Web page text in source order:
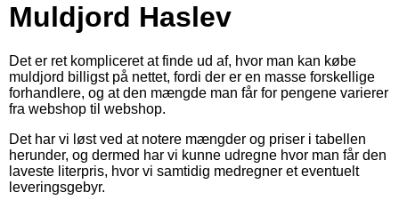
Muldjord Haslev
Det er ret kompliceret at finde ud af, hvor man kan købe
muldjord billigst på nettet, fordi der er en masse forskellige
forhandlere, og at den mængde man får for pengene varierer
fra webshop til webshop.
Det har vi løst ved at notere mængder og priser i tabellen
herunder, og dermed har vi kunne udregne hvor man får den
laveste literpris, hvor vi samtidig medregner et eventuelt
leveringsgebyr.